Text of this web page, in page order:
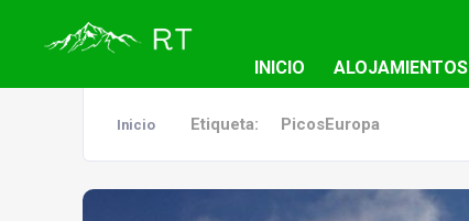
INICIO ALOJAMIENTOS
Inicio Etiqueta: PicosEuropa